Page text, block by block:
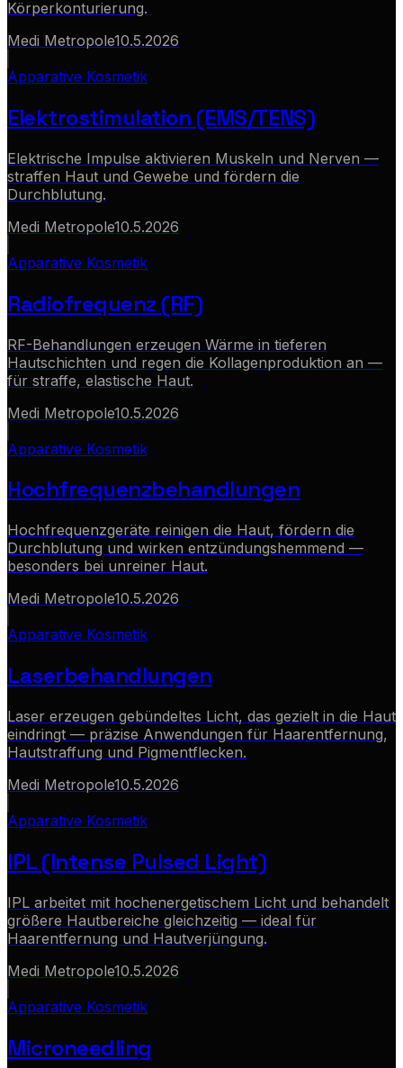
Körperkonturierung.
Medi Metropole10.5.2026
Apparative Kosmetik
Elektrostimulation (EMS/TENS)
Elektrische Impulse aktivieren Muskeln und Nerven —
straffen Haut und Gewebe und fördern die
Durchblutung.
Medi Metropole10.5.2026
Apparative Kosmetik
Radiofrequenz (RF)
RF-Behandlungen erzeugen Wärme in tieferen
Hautschichten und regen die Kollagenproduktion an —
für straffe, elastische Haut.
Medi Metropole10.5.2026
Apparative Kosmetik
Hochfrequenzbehandlungen
Hochfrequenzgeräte reinigen die Haut, fördern die
Durchblutung und wirken entzündungshemmend —
besonders bei unreiner Haut.
Medi Metropole10.5.2026
Apparative Kosmetik
Laserbehandlungen
Laser erzeugen gebündeltes Licht, das gezielt in die Haut
eindringt — präzise Anwendungen für Haarentfernung,
Hautstraffung und Pigmentflecken.
Medi Metropole10.5.2026
Apparative Kosmetik
IPL (Intense Pulsed Light)
IPL arbeitet mit hochenergetischem Licht und behandelt
größere Hautbereiche gleichzeitig — ideal für
Haarentfernung und Hautverjüngung.
Medi Metropole10.5.2026
Apparative Kosmetik
Microneedling